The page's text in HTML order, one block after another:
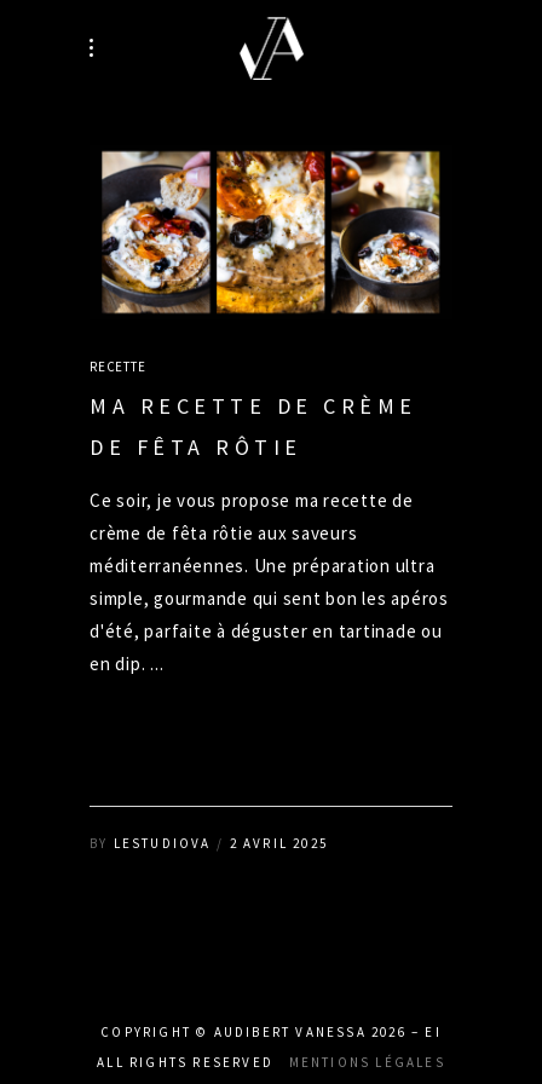
RECETTE
MA RECETTE DE CRÈME
DE FÊTA RÔTIE
Ce soir, je vous propose ma recette de
crème de fêta rôtie aux saveurs
méditerranéennes. Une préparation ultra
simple, gourmande qui sent bon les apéros
d'été, parfaite à déguster en tartinade ou
en dip.
BY LESTUDIOVA 2 AVRIL 2025
COPYRIGHT © AUDIBERT VANESSA 2026 – EI
ALL RIGHTS RESERVED
MENTIONS LÉGALES